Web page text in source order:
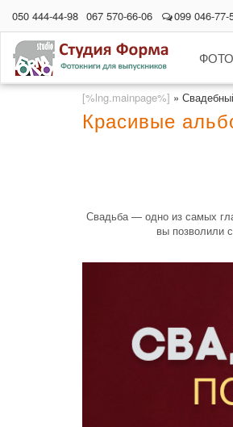
050 444-44-98 067 570-66-06 099 046-77-
[%lng.mainpage%] »
Красивые
Свадьба — одно из самых
вы позволили